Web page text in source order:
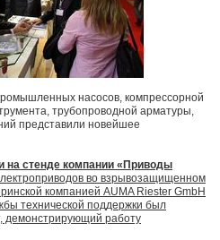
насосов, компрессорной
трубопроводной арматуры,
представили новейшее
на стенде компании «Приводы
во взрывозащищенном
компанией AUMA Riester GmbH
технической поддержки был
демонстрирующий работу